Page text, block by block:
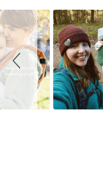
i
d
e
s
h
o